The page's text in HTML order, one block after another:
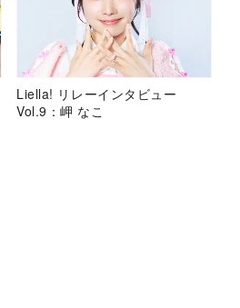
Liella! リレーインタビュー
Vol.9：岬 なこ